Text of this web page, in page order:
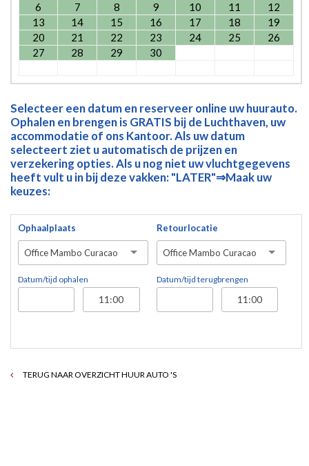
6
7 8 9 10 11
12
13
14 15 16 17 18
19
20
21 22 23 24 25
26
27
28 29 30
Selecteer een datum en reserveer online uw huurauto.
Ophalen en brengen is GRATIS bij de Luchthaven, uw
accommodatie of ons Kantoor. Als uw datum
selecteert ziet u automatisch de prijzen en
verzekering opties. Als u nog niet uw vluchtgegevens
heeft vult u in bij deze vakken: "LATER"⇒Maak uw
keuzes:
Ophaalplaats
Office Mambo Curacao
Datum/tijd ophalen
Retourlocatie
Office Mambo Curacao
Datum/tijd terugbrengen
TERUG NAAR OVERZICHT HUUR AUTO 'S